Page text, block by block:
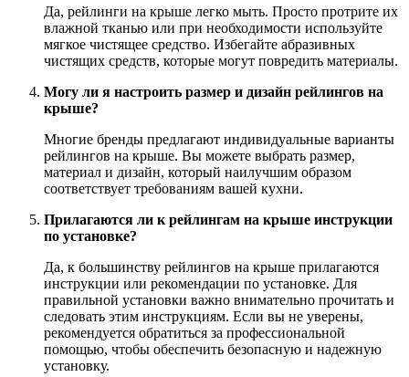
Да, рейлинги на крыше легко мыть. Просто протрите их
влажной тканью или при необходимости используйте
мягкое чистящее средство. Избегайте абразивных
чистящих средств, которые могут повредить материалы.
Могу ли я настроить размер и дизайн рейлингов на
крыше?
Многие бренды предлагают индивидуальные варианты
рейлингов на крыше. Вы можете выбрать размер,
материал и дизайн, который наилучшим образом
соответствует требованиям вашей кухни.
Прилагаются ли к рейлингам на крыше инструкции
по установке?
Да, к большинству рейлингов на крыше прилагаются
инструкции или рекомендации по установке. Для
правильной установки важно внимательно прочитать и
следовать этим инструкциям. Если вы не уверены,
рекомендуется обратиться за профессиональной
помощью, чтобы обеспечить безопасную и надежную
установку.